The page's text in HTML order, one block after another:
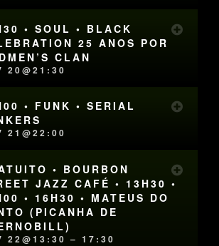
• SOUL • BLACK
25 ANOS POR
CLAN
20@21:30
• FUNK • SERIAL
21@22:00
• BOURBON
JAZZ CAFÉ • 13H30 •
• 16H30 • MATEUS DO
(PICANHA DE
22@13:30 – 17:30